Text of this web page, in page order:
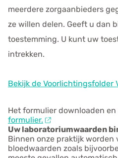
meerdere zorgaanbieders
ze willen delen. Geeft u dan
toestemming. U kunt uw
intrekken.
Bekijk de Voorlichtingsfolder
Het formulier downloaden
formulier.
Uw laboratoriumwaarden
Binnen onze praktijk worden
bloedwaarden zoals